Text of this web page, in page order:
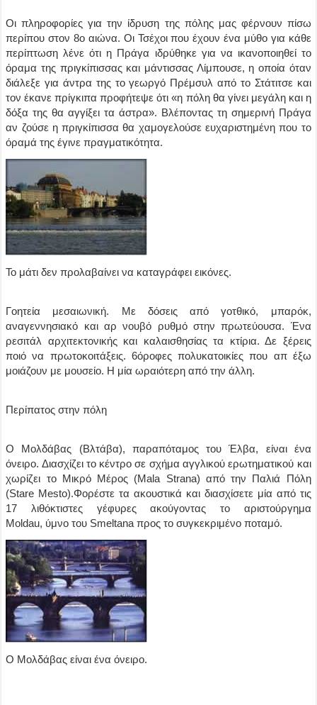
Οι πληροφορίες για την ίδρυση της πόλης μας φέρνουν πίσω
περίπου στον 8ο αιώνα. Οι Τσέχοι που έχουν ένα μύθο για κάθε
περίπτωση λένε ότι η Πράγα ιδρύθηκε για να ικανοποιηθεί το
όραμα της πριγκίπισσας και μάντισσας Λίμπουσε, η οποία όταν
διάλεξε για άντρα της το γεωργό Πρέμσυλ από το Στάτιτσε και
τον έκανε πρίγκιπα προφήτεψε ότι «η πόλη θα γίνει μεγάλη και η
δόξα της θα αγγίξει τα άστρα». Βλέποντας τη σημερινή Πράγα
αν ζούσε η πριγκίπισσα θα χαμογελούσε ευχαριστημένη που το
όραμά της έγινε πραγματικότητα.
Το μάτι δεν προλαβαίνει να καταγράφει εικόνες.
Γοητεία μεσαιωνική. Με δόσεις από γοτθικό, μπαρόκ,
αναγεννησιακό και αρ νουβό ρυθμό στην πρωτεύουσα. Ένα
ρεσιτάλ αρχιτεκτονικής και καλαισθησίας τα κτίρια. Δε ξέρεις
ποιό να πρωτοκοιτάξεις. 6όροφες πολυκατοικίες που απ έξω
μοιάζουν με μουσείο. Η μία ωραιότερη από την άλλη.
Περίπατος στην πόλη
Ο Μολδάβας (Βλτάβα), παραπόταμος του Έλβα, είναι ένα
όνειρο. Διασχίζει το κέντρο σε σχήμα αγγλικού ερωτηματικού και
χωρίζει το Μικρό Μέρος (Mala Strana) από την Παλιά Πόλη
(Stare Mesto).Φορέστε τα ακουστικά και διασχίσετε μία από τις
17 λιθόκτιστες γέφυρες ακούγοντας το αριστούργημα
Moldau, ύμνο του Smeltana προς το συγκεκριμένο ποταμό.
Ο Μολδάβας είναι ένα όνειρο.